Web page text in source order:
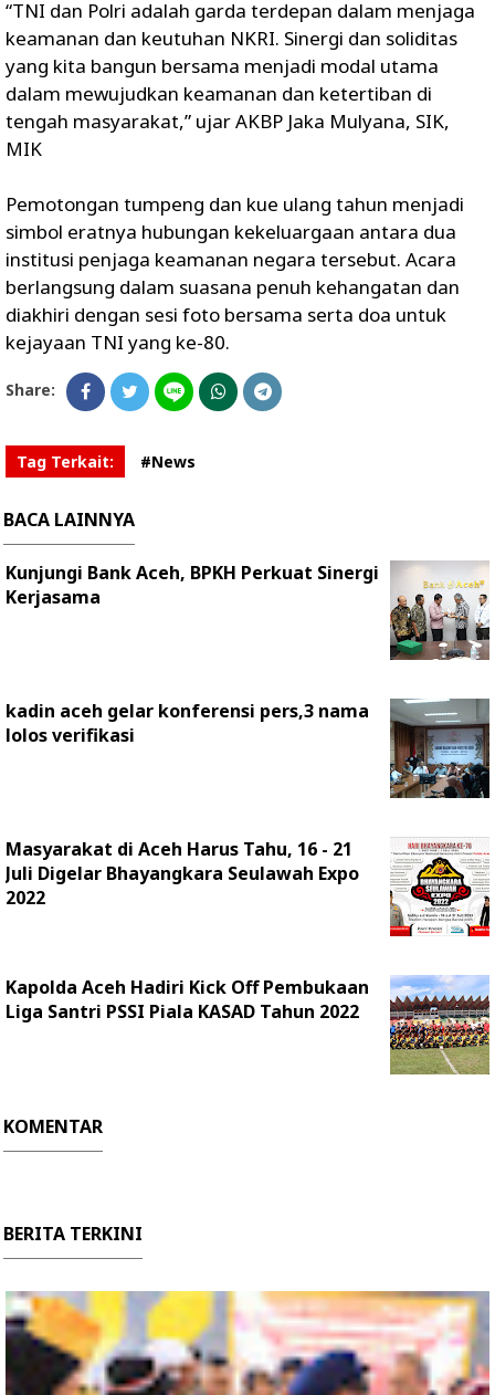
“TNI dan Polri adalah garda terdepan dalam menjaga
keamanan dan keutuhan NKRI. Sinergi dan soliditas
yang kita bangun bersama menjadi modal utama
dalam mewujudkan keamanan dan ketertiban di
tengah masyarakat,” ujar AKBP Jaka Mulyana, SIK,
MIK
Pemotongan tumpeng dan kue ulang tahun menjadi
simbol eratnya hubungan kekeluargaan antara dua
institusi penjaga keamanan negara tersebut. Acara
berlangsung dalam suasana penuh kehangatan dan
diakhiri dengan sesi foto bersama serta doa untuk
kejayaan TNI yang ke-80.
Share:
Tag Terkait: #News
BACA LAINNYA
Kunjungi Bank Aceh, BPKH Perkuat Sinergi
Kerjasama
kadin aceh gelar konferensi pers,3 nama
lolos verifikasi
Masyarakat di Aceh Harus Tahu, 16 - 21
Juli Digelar Bhayangkara Seulawah Expo
2022
Kapolda Aceh Hadiri Kick Off Pembukaan
Liga Santri PSSI Piala KASAD Tahun 2022
KOMENTAR
BERITA TERKINI